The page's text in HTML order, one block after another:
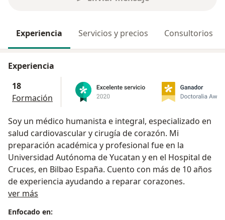
Experiencia Servicios y precios Consultorios
Experiencia
18
Formación
Soy un médico humanista e integral, especializado en
salud cardiovascular y cirugía de corazón. Mi
preparación académica y profesional fue en la
Universidad Autónoma de Yucatan y en el Hospital de
Cruces, en Bilbao España. Cuento con más de 10 años
de experiencia ayudando a reparar corazones.
ver más
Enfocado en: